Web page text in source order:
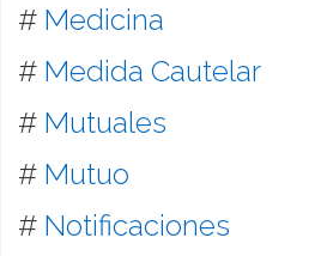
# Medicina
# Medida Cautelar
# Mutuales
# Mutuo
# Notificaciones